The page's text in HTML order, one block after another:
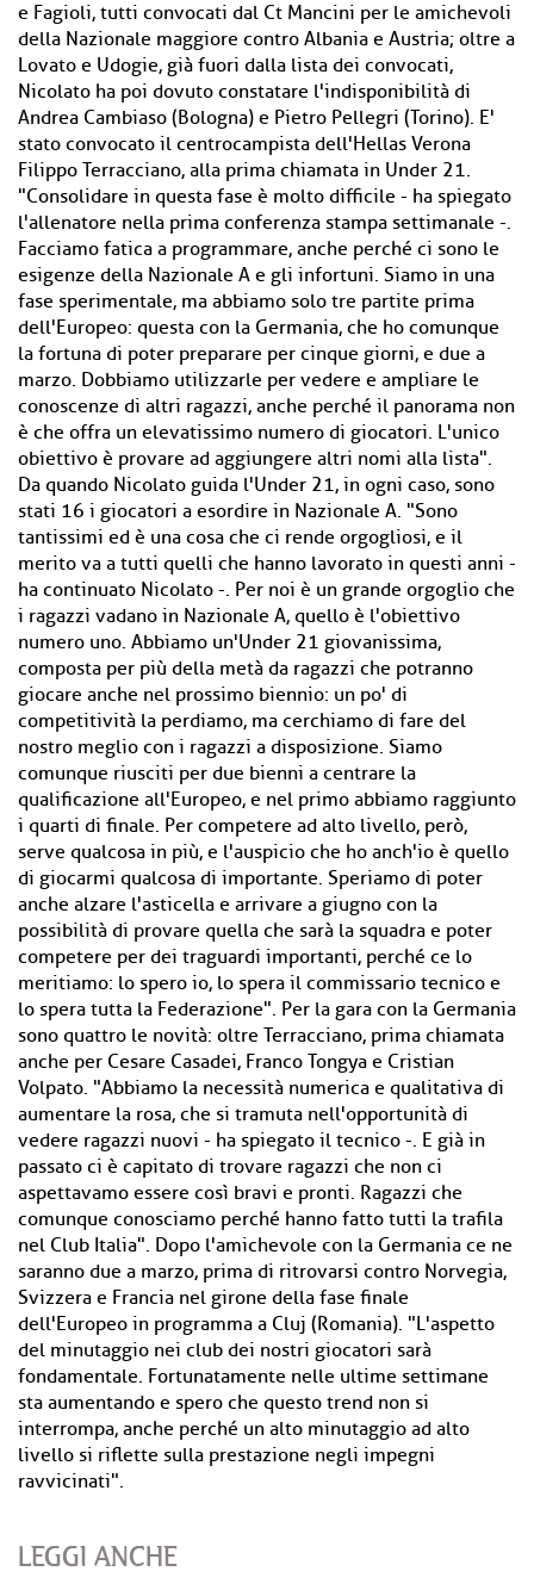
e Fagioli, tutti convocati dal Ct Mancini per le amichevoli
della Nazionale maggiore contro Albania e Austria; oltre a
Lovato e Udogie, già fuori dalla lista dei convocati,
Nicolato ha poi dovuto constatare l'indisponibilità di
Andrea Cambiaso (Bologna) e Pietro Pellegri (Torino). E'
stato convocato il centrocampista dell'Hellas Verona
Filippo Terracciano, alla prima chiamata in Under 21.
"Consolidare in questa fase è molto difficile - ha spiegato
l'allenatore nella prima conferenza stampa settimanale -.
Facciamo fatica a programmare, anche perché ci sono le
esigenze della Nazionale A e gli infortuni. Siamo in una
fase sperimentale, ma abbiamo solo tre partite prima
dell'Europeo: questa con la Germania, che ho comunque
la fortuna di poter preparare per cinque giorni, e due a
marzo. Dobbiamo utilizzarle per vedere e ampliare le
conoscenze di altri ragazzi, anche perché il panorama non
è che offra un elevatissimo numero di giocatori. L'unico
obiettivo è provare ad aggiungere altri nomi alla lista".
Da quando Nicolato guida l'Under 21, in ogni caso, sono
stati 16 i giocatori a esordire in Nazionale A. "Sono
tantissimi ed è una cosa che ci rende orgogliosi, e il
merito va a tutti quelli che hanno lavorato in questi anni -
ha continuato Nicolato -. Per noi è un grande orgoglio che
i ragazzi vadano in Nazionale A, quello è l'obiettivo
numero uno. Abbiamo un'Under 21 giovanissima,
composta per più della metà da ragazzi che potranno
giocare anche nel prossimo biennio: un po' di
competitività la perdiamo, ma cerchiamo di fare del
nostro meglio con i ragazzi a disposizione. Siamo
comunque riusciti per due bienni a centrare la
qualificazione all'Europeo, e nel primo abbiamo raggiunto
i quarti di finale. Per competere ad alto livello, però,
serve qualcosa in più, e l'auspicio che ho anch'io è quello
di giocarmi qualcosa di importante. Speriamo di poter
anche alzare l'asticella e arrivare a giugno con la
possibilità di provare quella che sarà la squadra e poter
competere per dei traguardi importanti, perché ce lo
meritiamo: lo spero io, lo spera il commissario tecnico e
lo spera tutta la Federazione". Per la gara con la Germania
sono quattro le novità: oltre Terracciano, prima chiamata
anche per Cesare Casadei, Franco Tongya e Cristian
Volpato. "Abbiamo la necessità numerica e qualitativa di
aumentare la rosa, che si tramuta nell'opportunità di
vedere ragazzi nuovi - ha spiegato il tecnico -. E già in
passato ci è capitato di trovare ragazzi che non ci
aspettavamo essere così bravi e pronti. Ragazzi che
comunque conosciamo perché hanno fatto tutti la trafila
nel Club Italia". Dopo l'amichevole con la Germania ce ne
saranno due a marzo, prima di ritrovarsi contro Norvegia,
Svizzera e Francia nel girone della fase finale
dell'Europeo in programma a Cluj (Romania). "L'aspetto
del minutaggio nei club dei nostri giocatori sarà
fondamentale. Fortunatamente nelle ultime settimane
sta aumentando e spero che questo trend non si
interrompa, anche perché un alto minutaggio ad alto
livello si riflette sulla prestazione negli impegni
ravvicinati".
LEGGI ANCHE